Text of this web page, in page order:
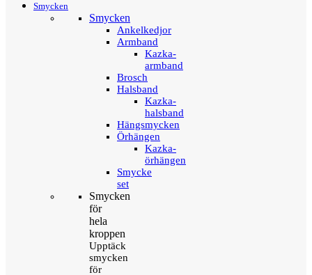
Smycken
Smycken
Ankelkedjor
Armband
Kazka-
armband
Brosch
Halsband
Kazka-
halsband
Hängsmycken
Örhängen
Kazka-
örhängen
Smycke
set
Smycken
för
hela
kroppen
Upptäck
smycken
för